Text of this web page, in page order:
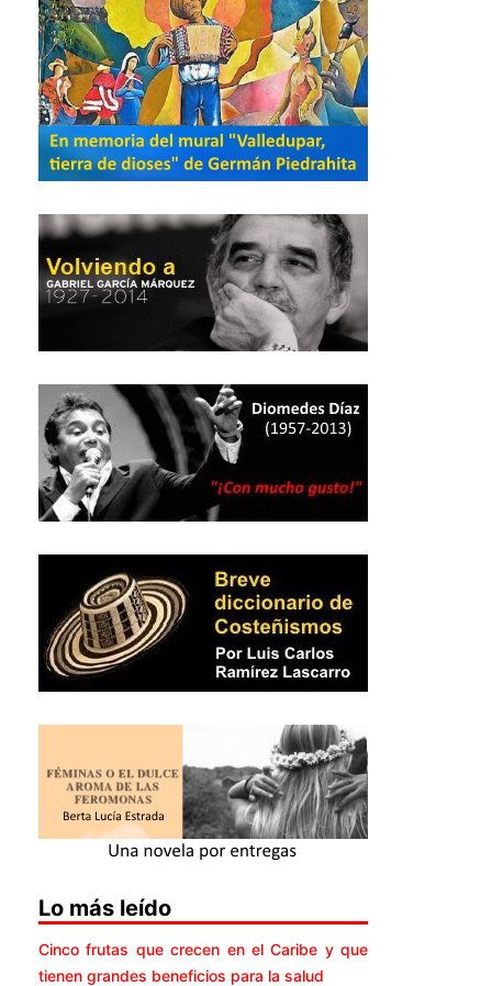
Lo más leído
Cinco frutas que crecen en el Caribe y que
tienen grandes beneficios para la salud